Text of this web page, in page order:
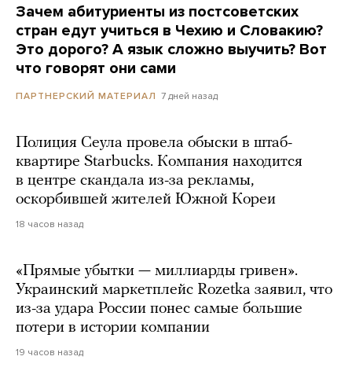
Зачем абитуриенты из постсоветских
стран едут учиться в Чехию и Словакию?
Это дорого? А язык сложно выучить? Вот
что говорят они сами
ПАРТНЕРСКИЙ МАТЕРИАЛ 7 дней назад
Полиция Сеула провела обыски в штаб-
квартире Starbucks. Компания находится
в центре скандала из-за рекламы,
оскорбившей жителей Южной Кореи
18 часов назад
«Прямые убытки — миллиарды гривен».
Украинский маркетплейс Rozetka заявил, что
из-за удара России понес самые большие
потери в истории компании
19 часов назад